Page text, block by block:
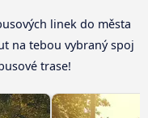
linek do města
na tebou vybraný spoj
trase!